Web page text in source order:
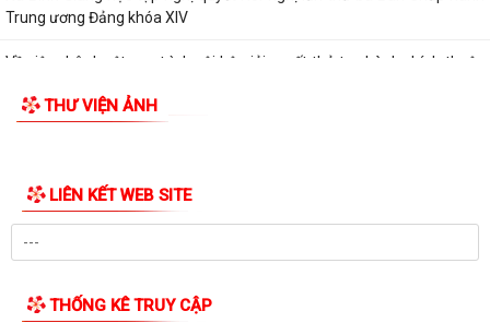
Nghị quyết Về việc quy định mức chi thăm chúc tết Nguyên đán, thăm
Xã Bình Giang học tập nghị quyết Hôi nghị lần thứ ba Ban Chấp hành
Về việc phê duyệt quy trình nội bộ giải quyết thủ tục hành chính thuộc
Về việc khai bố thủ tục hành chính nội bộ được sửa đổi, bổ sung thuộc